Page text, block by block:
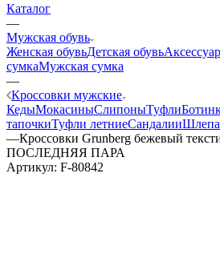
Каталог
—
Мужская обувь
Женская обувьДетская обувь
сумкаМужская сумка
—
Кроссовки мужские
КедыМокасиныСлипоныТуфли
тапочкиТуфли летниеСандалии
—Кроссовки Grunberg бежевый
ПОСЛЕДНЯЯ ПАРА
Артикул: F-80842